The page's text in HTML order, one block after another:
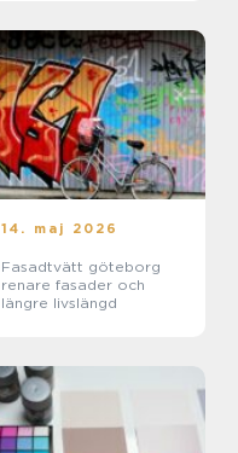
14. maj 2026
Fasadtvätt göteborg
renare fasader och
längre livslängd